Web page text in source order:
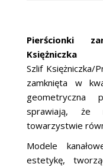
Pierścionki
Księżniczka
Szlif Księżniczka/
zamknięta w
geometryczna
sprawiają, że
towarzystwie
Modele
estetykę,